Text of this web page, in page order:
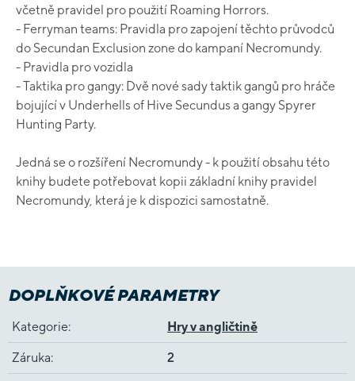
včetně pravidel pro použití Roaming Horrors.
- Ferryman teams: Pravidla pro zapojení těchto průvodců
do Secundan Exclusion zone do kampaní Necromundy.
- Pravidla pro vozidla
- Taktika pro gangy: Dvě nové sady taktik gangů pro hráče
bojující v Underhells of Hive Secundus a gangy Spyrer
Hunting Party.
Jedná se o rozšíření Necromundy - k použití obsahu této
knihy budete potřebovat kopii základní knihy pravidel
Necromundy, která je k dispozici samostatně.
DOPLŇKOVÉ PARAMETRY
Kategorie: Hry v angličtině
Záruka: 2